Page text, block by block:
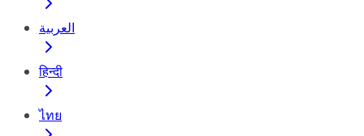
العربية
हिन्दी
ไทย